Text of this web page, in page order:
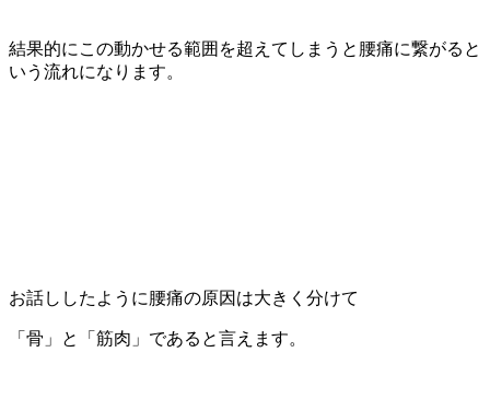
結果的にこの動かせる範囲を超えてしまうと腰痛に繋がると
いう流れになります。
お話ししたように腰痛の原因は大きく分けて
「骨」と「筋肉」であると言えます。